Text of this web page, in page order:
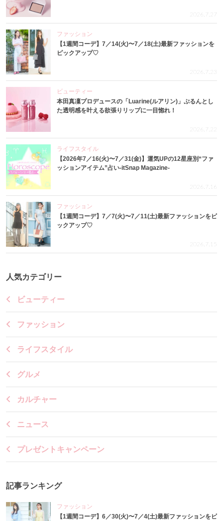
2026.7.27
ファッション
【1週間コーデ】7／14(火)〜7／18(土)最新ファッションを
ピックアップ♡
2026.7.23
ビューティー
本田真凜プロデュースの「Luarine(ルアリン)」ぷるんとし
た透明感を叶える欲張りリップに一目惚れ！
2026.7.22
ライフスタイル
【2026年7／16(火)〜7／31(金)】運気UPの12星座別“ファ
ッションアイテム”占い-itSnap Magazine-
2026.7.16
ファッション
【1週間コーデ】7／7(火)〜7／11(土)最新ファッションをピ
ックアップ♡
2026.7.15
人気カテゴリー
ビューティー
ファッション
ライフスタイル
グルメ
カルチャー
ニュース
プレゼントキャンペーン
記事ランキング
ファッション
【1週間コーデ】6／30(火)〜7／4(土)最新ファッションをピ